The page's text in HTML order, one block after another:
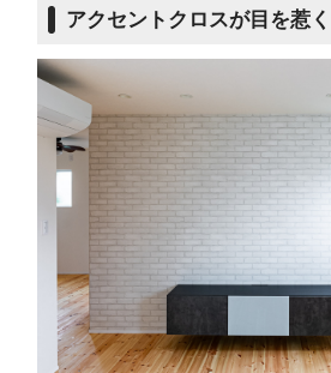
アクセントクロスが目を惹